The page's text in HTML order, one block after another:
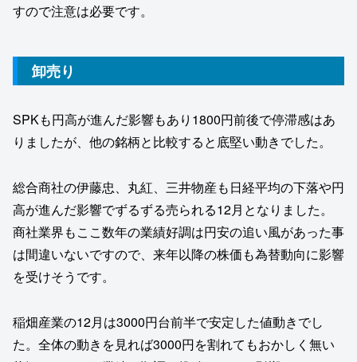
すので注意は必要です。
卸売り
SPKも円高が進んだ影響もあり1800円前後で停滞感はあ
りましたが、他の銘柄と比較すると底堅い動きでした。
総合商社の伊藤忠、丸紅、三井物産も日経平均の下落や円
高が進んだ影響でずるずる売られる12月となりました。
商社業界もここ数年の業績好調は円安の追い風があった事
は間違いないですので、来年以降の株価も為替動向に影響
を受けそうです。
稲畑産業の12月は3000円台前半で安定した値動きでし
た。全体の動きを見れば3000円を割れてもおかしく無い